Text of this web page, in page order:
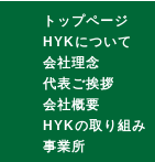
トップページ
HYKについて
会社理念
代表ご挨拶
会社概要
HYKの取り組み
事業所